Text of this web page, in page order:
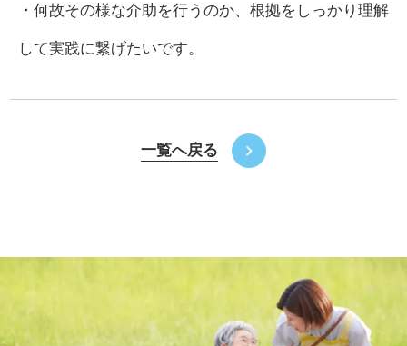
・何故その様な介助を行うのか、根拠をしっかり理解
して実践に繋げたいです。
一覧へ戻る